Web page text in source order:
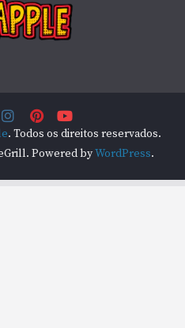
. Todos os direitos reservados.
Powered byWordPress.